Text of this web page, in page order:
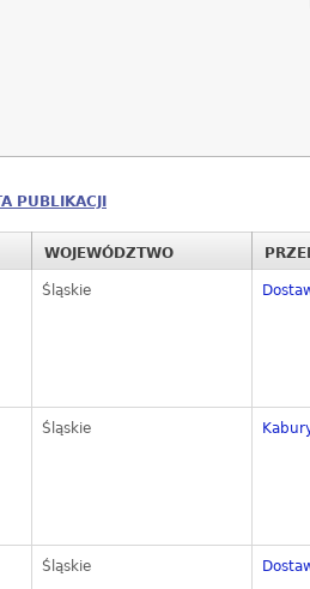
PUBLIKACJI
WOJEWÓDZTWO
Śląskie
Śląskie
Śląskie